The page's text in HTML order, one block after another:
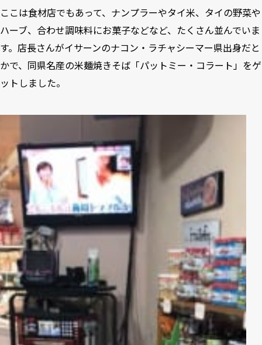
ここは食材店でもあって、ナンプラーやタイ米、タイの野菜や
ハーブ、合わせ調味料にお菓子などなど、たくさん並んでいま
す。店長さんがイサーンのナコン・ラチャシーマー県出身だと
かで、同県名産の米麺焼きそば「パットミー・コラート」をゲ
ットしました。